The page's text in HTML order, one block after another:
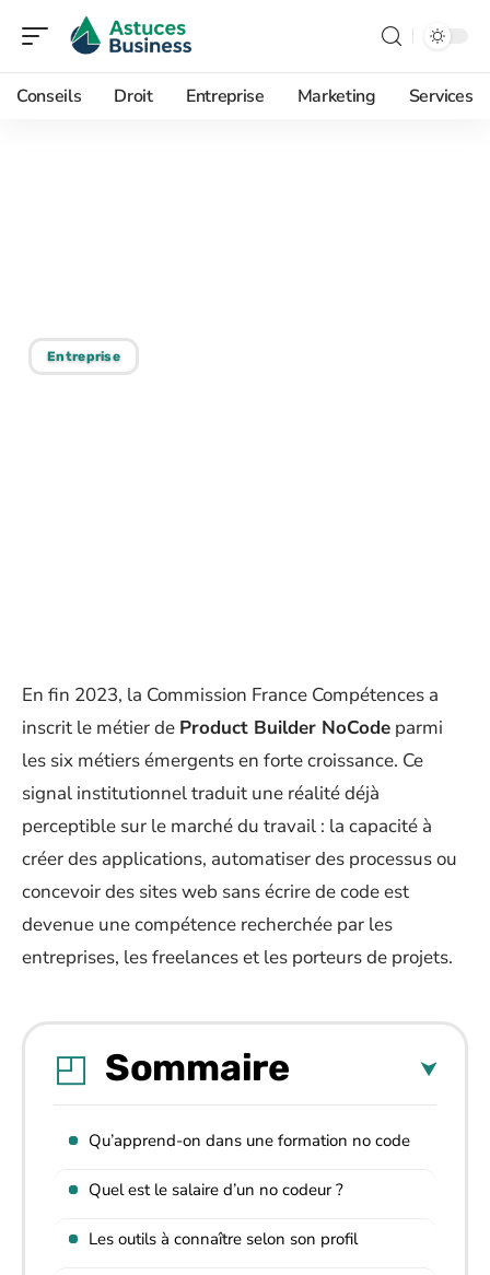
Conseils Droit Entreprise Marketing Services
Entreprise
En fin 2023, la Commission France Compétences a
inscrit le métier de Product Builder NoCode parmi
les six métiers émergents en forte croissance. Ce
signal institutionnel traduit une réalité déjà
perceptible sur le marché du travail : la capacité à
créer des applications, automatiser des processus ou
concevoir des sites web sans écrire de code est
devenue une compétence recherchée par les
entreprises, les freelances et les porteurs de projets.
Sommaire
Qu’apprend-on dans une formation no code
Quel est le salaire d’un no codeur ?
Les outils à connaître selon son profil